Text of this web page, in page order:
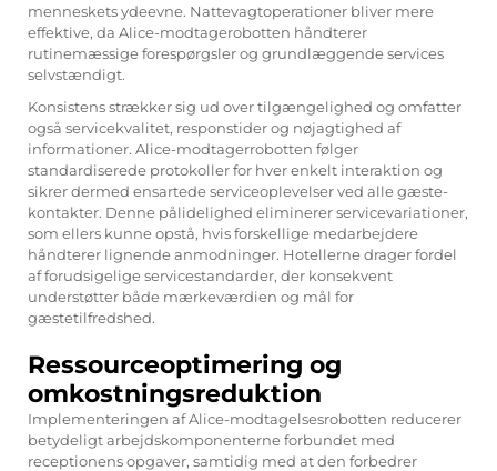
menneskets ydeevne. Nattevagtoperationer bliver mere
effektive, da Alice-modtagerobotten håndterer
rutinemæssige forespørgsler og grundlæggende services
selvstændigt.
Konsistens strækker sig ud over tilgængelighed og omfatter
også servicekvalitet, respons­tider og nøjagtighed af
informationer. Alice-modtagerrobotten følger
standardiserede protokoller for hver enkelt interaktion og
sikrer dermed ensartede serviceoplevelser ved alle gæste­
kontakter. Denne pålidelighed eliminerer servicevariationer,
som ellers kunne opstå, hvis forskellige medarbejdere
håndterer lignende anmodninger. Hotellerne drager fordel
af forudsigelige servicestandarder, der konsekvent
understøtter både mærkeværdien og mål for
gæstetilfredshed.
Ressourceoptimering og
omkostningsreduktion
Implementeringen af Alice-modtagelsesrobotten reducerer
betydeligt arbejdskomponenterne forbundet med
receptionens opgaver, samtidig med at den forbedrer